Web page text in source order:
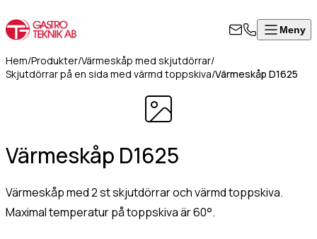
Meny
Hem/Produkter/Värmeskåp med skjutdörrar/
Skjutdörrar på en sida med värmd toppskiva/Värmeskåp D1625
Värmeskåp D1625
Värmeskåp med 2 st skjutdörrar och värmd toppskiva.
Maximal temperatur på toppskiva är 60°.
Stäng
Kontakt
oss så
som
Värmeskåp, hög modell
Värmeskåp med skjutdörrar
Värmeri för korv, mos, bröd
Värmeskåp med slagdörr
Värmeskåp/Hurts i kombination
Vattenbad på stativ, slät underhylla